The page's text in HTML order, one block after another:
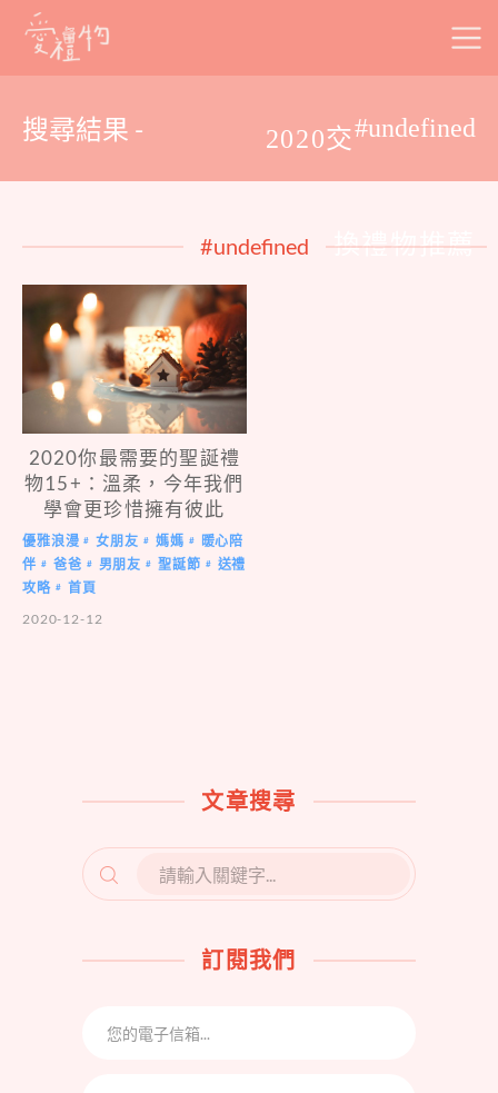
Skip
搜尋結果 - #undefined
2020交
換禮物推薦
#undefined
2020你最需要的聖誕禮
物15+：溫柔，今年我們
學會更珍惜擁有彼此
優雅浪漫 # 女朋友 # 媽媽 #
暖心陪
伴 # 爸爸 # 男朋友 # 聖誕節 #
送禮
攻略 #
首頁
2020-12-12
文章搜尋
SEARCH
FOR:
訂閱我們